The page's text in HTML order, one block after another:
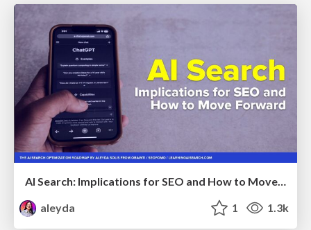
AI Search: Implications for SEO and How to Move Forward - #ShenzhenSEOConference
aleyda
1 1.3k